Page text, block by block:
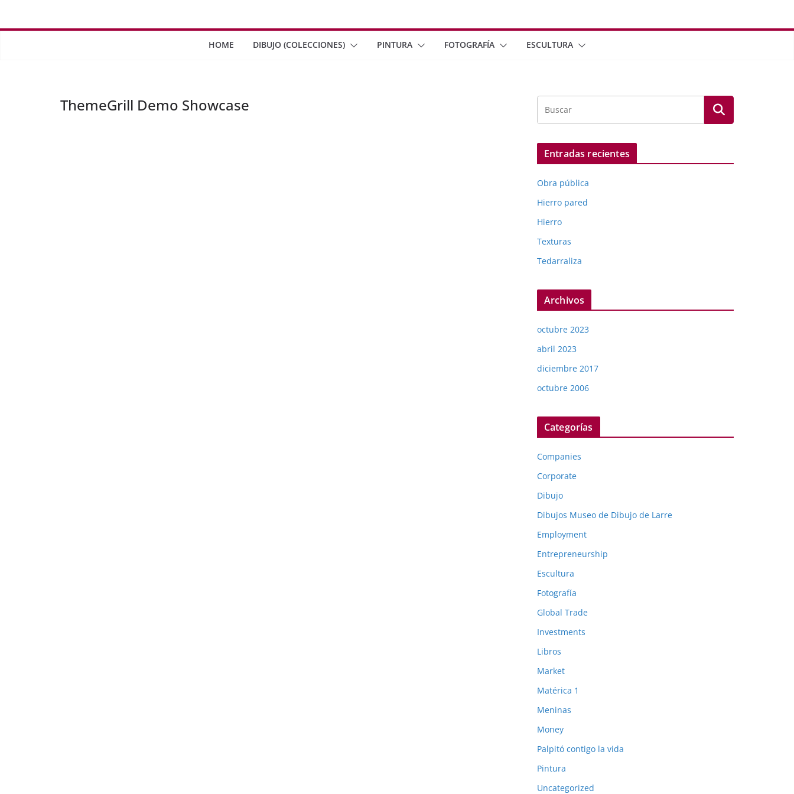
HOME DIBUJO (COLECCIONES) PINTURA FOTOGRAFÍA ESCULTURA
ThemeGrill Demo Showcase
Entradas recientes
Obra pública
Hierro pared
Hierro
Texturas
Tedarraliza
Archivos
octubre 2023
abril 2023
diciembre 2017
octubre 2006
Categorías
Companies
Corporate
Dibujo
Dibujos Museo de Dibujo de Larre
Employment
Entrepreneurship
Escultura
Fotografía
Global Trade
Investments
Libros
Market
Matérica 1
Meninas
Money
Palpitó contigo la vida
Pintura
Uncategorized